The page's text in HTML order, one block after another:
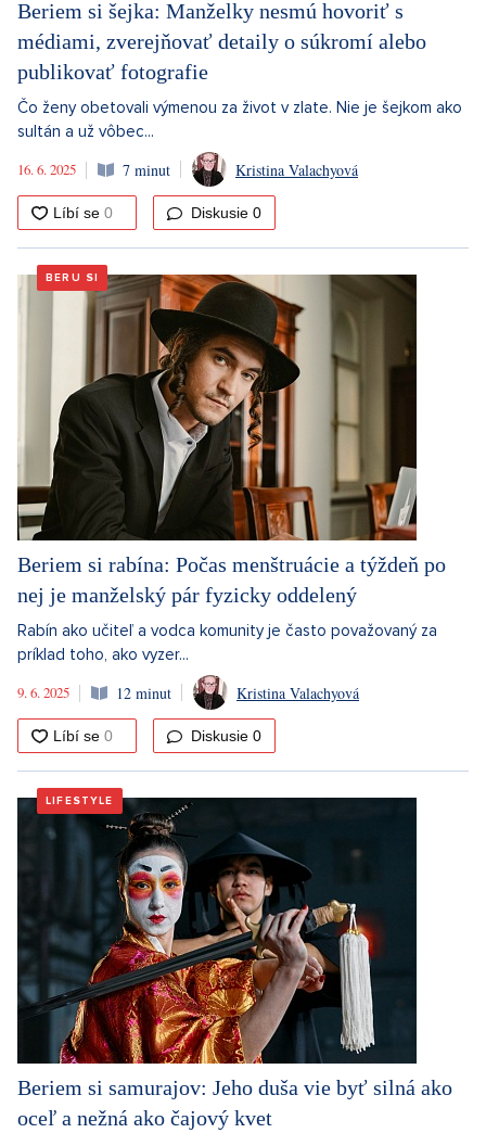
Beriem si šejka: Manželky nesmú hovoriť s
médiami, zverejňovať detaily o súkromí alebo
publikovať fotografie
Čo ženy obetovali výmenou za život v zlate. Nie je šejkom ako
sultán a už vôbec...
16. 6. 2025
7 minut Kristina Valachyová
Diskusie 0
BERU SI
Beriem si rabína: Počas menštruácie a týždeň po
nej je manželský pár fyzicky oddelený
Rabín ako učiteľ a vodca komunity je často považovaný za
príklad toho, ako vyzer...
9. 6. 2025
12 minut Kristina Valachyová
Diskusie 0
LIFESTYLE
Beriem si samurajov: Jeho duša vie byť silná ako
oceľ a nežná ako čajový kvet